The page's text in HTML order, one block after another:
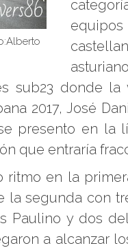
sub23 donde
2017, José
presento en la
que entraría
ritmo en la
segunda con
Paulino y dos
a alcanzar